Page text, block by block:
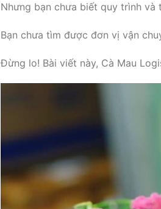
Nhưng bạn chưa biết quy trình và
Bạn chưa tìm được đơn vị vận
Đừng lo! Bài viết này, Cà Mau